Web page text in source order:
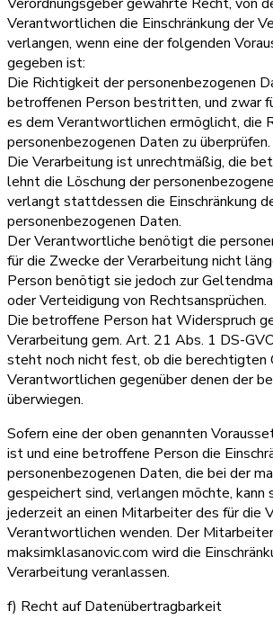
Verantwortlichen die Einschränkung der
verlangen, wenn eine der folgenden
gegeben ist:
Die Richtigkeit der personenbezogenen
betroffenen Person bestritten, und zwar
es dem Verantwortlichen ermöglicht, die
personenbezogenen Daten zu überprüfen.
Die Verarbeitung ist unrechtmäßig, die
lehnt die Löschung der
verlangt stattdessen die Einschränkung
personenbezogenen Daten.
Der Verantwortliche benötigt die
für die Zwecke der Verarbeitung nicht
Person benötigt sie jedoch zur
oder Verteidigung von Rechtsansprüchen.
Die betroffene Person hat Widerspruch
Verarbeitung gem. Art. 21 Abs. 1 DS-
steht noch nicht fest, ob die berechtigten
Verantwortlichen gegenüber denen der
überwiegen.
Sofern eine der oben genannten
ist und eine betroffene Person die
personenbezogenen Daten, die bei der
gespeichert sind, verlangen möchte, kann
jederzeit an einen Mitarbeiter des für die
Verantwortlichen wenden. Der
maksimklasanovic.com wird die
Verarbeitung veranlassen.
f) Recht auf Datenübertragbarkeit